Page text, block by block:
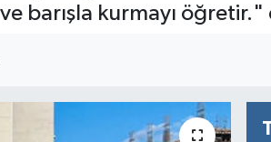
barışla kurmayı öğretir."